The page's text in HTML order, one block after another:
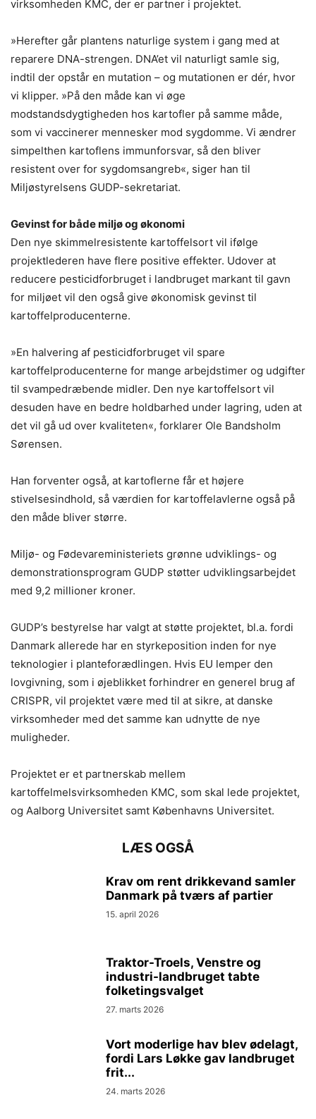
virksomheden KMC, der er partner i projektet.
»Herefter går plantens naturlige system i gang med at
reparere DNA-strengen. DNA’et vil naturligt samle sig,
indtil der opstår en mutation – og mutationen er dér, hvor
vi klipper. »På den måde kan vi øge
modstandsdygtigheden hos kartofler på samme måde,
som vi vaccinerer mennesker mod sygdomme. Vi ændrer
simpelthen kartoflens immunforsvar, så den bliver
resistent over for sygdomsangreb«, siger han til
Miljøstyrelsens GUDP-sekretariat.
Gevinst for både miljø og økonomi
Den nye skimmelresistente kartoffelsort vil ifølge
projektlederen have flere positive effekter. Udover at
reducere pesticidforbruget i landbruget markant til gavn
for miljøet vil den også give økonomisk gevinst til
kartoffelproducenterne.
»En halvering af pesticidforbruget vil spare
kartoffelproducenterne for mange arbejdstimer og udgifter
til svampedræbende midler. Den nye kartoffelsort vil
desuden have en bedre holdbarhed under lagring, uden at
det vil gå ud over kvaliteten«, forklarer Ole Bandsholm
Sørensen.
Han forventer også, at kartoflerne får et højere
stivelsesindhold, så værdien for kartoffelavlerne også på
den måde bliver større.
Miljø- og Fødevareministeriets grønne udviklings- og
demonstrationsprogram GUDP støtter udviklingsarbejdet
med 9,2 millioner kroner.
GUDP’s bestyrelse har valgt at støtte projektet, bl.a. fordi
Danmark allerede har en styrkeposition inden for nye
teknologier i planteforædlingen. Hvis EU lemper den
lovgivning, som i øjeblikket forhindrer en generel brug af
CRISPR, vil projektet være med til at sikre, at danske
virksomheder med det samme kan udnytte de nye
muligheder.
Projektet er et partnerskab mellem
kartoffelmelsvirksomheden KMC, som skal lede projektet,
og Aalborg Universitet samt Københavns Universitet.
LÆS OGSÅ
Krav om rent drikkevand samler
Danmark på tværs af partier
15. april 2026
Traktor-Troels, Venstre og
industri-landbruget tabte
folketingsvalget
27. marts 2026
Vort moderlige hav blev ødelagt,
fordi Lars Løkke gav landbruget
frit...
24. marts 2026